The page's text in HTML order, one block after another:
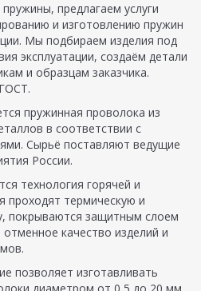
предлагаем услуги
и изготовлению пружин
Мы подбираем изделия под
эксплуатации, создаём детали
и образцам заказчика.
пружинная проволока из
в соответствии с
Сырьё поставляют ведущие
России.
технология горячей и
проходят термическую и
покрываются защитным слоем
отменное качество изделий и
позволяет изготавливать